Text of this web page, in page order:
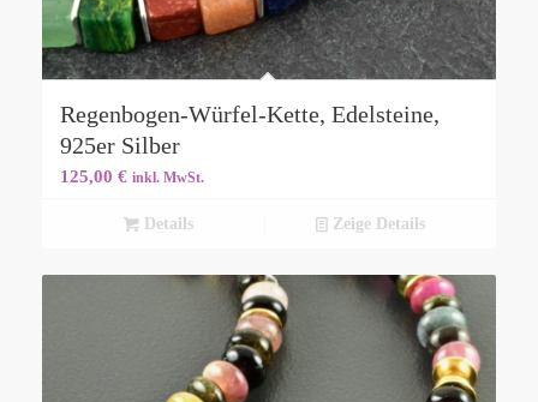
Regenbogen-Würfel-Kette, Edelsteine,
925er Silber
125,00 € inkl. MwSt.
Details Zeige Details